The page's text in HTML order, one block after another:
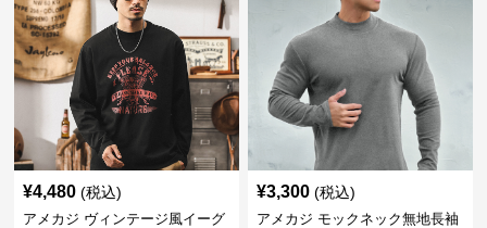
¥4,480 (税込)
アメカジ ヴィンテージ風イーグ
¥3,300 (税込)
アメカジ モックネック無地長袖